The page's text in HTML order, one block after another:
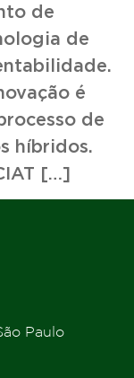
de
de
é
de
híbridos.
[…]
Paulo